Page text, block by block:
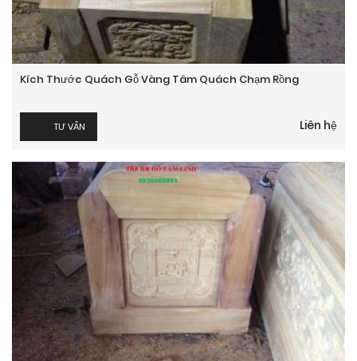
Kích Thước Quách Gỗ Vàng Tâm Quách Chạm Rồng
TƯ VẤN Liên hệ